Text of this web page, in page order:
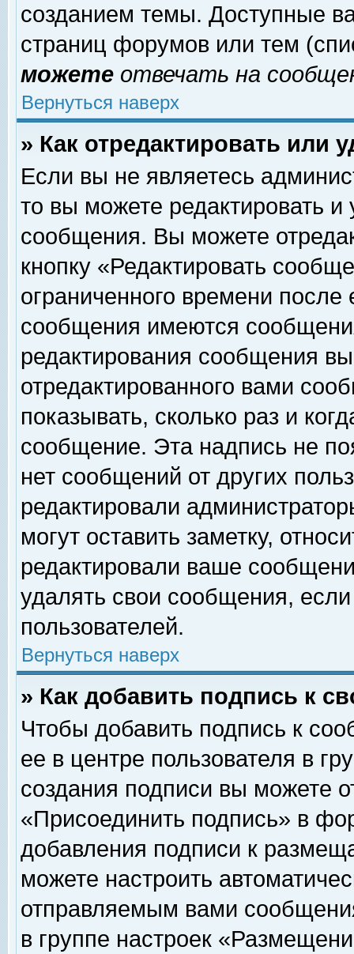
созданием темы. Доступные
страниц форумов или тем
можете отвечать на
Вернуться наверх
» Как отредактировать или
Если вы не являетесь
то вы можете редактировать и
сообщения. Вы можете
кнопку «Редактировать
ограниченного времени
сообщения имеются
редактирования сообщения
отредактированного вами
показывать, сколько раз и
сообщение. Эта надпись не
нет сообщений от других
редактировали
могут оставить заметку,
редактировали ваше
удалять свои сообщения,
пользователей.
Вернуться наверх
» Как добавить подпись к
Чтобы добавить подпись к
ее в центре пользователя в
создания подписи вы можете
«Присоединить подпись» в
добавления подписи к
можете настроить
отправляемым вами
в группе настроек